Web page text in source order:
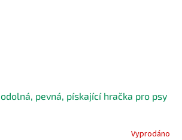
pevná, pískající hračka pro psy
Vyprodáno